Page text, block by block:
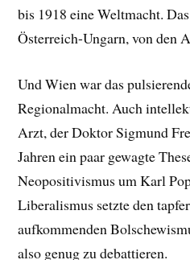
bis 1918 eine Weltmacht.
Österreich-Ungarn, von den
Und Wien war das
Regionalmacht. Auch
Arzt, der Doktor Sigmund
Jahren ein paar gewagte
Neopositivismus um Karl
Liberalismus setzte den
aufkommenden
also genug zu debattieren.